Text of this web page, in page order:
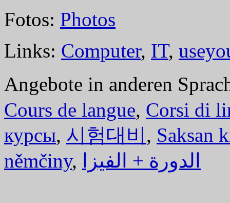
Fotos: Photos
Links: Computer, IT,
Angebote in anderen
Cours de langue, Corsi di
курсы, 시험대비, Saksan
němčiny, الدورة + الفيزا